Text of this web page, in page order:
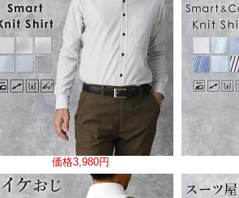
価格3,980円